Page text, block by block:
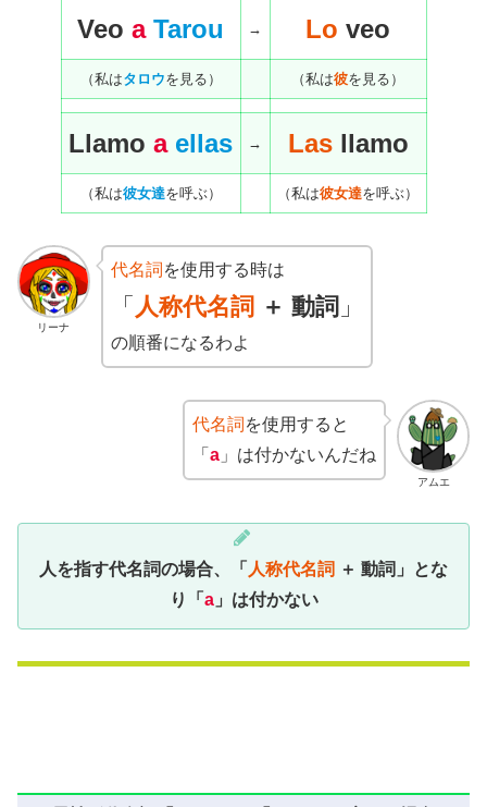
Veo a Tarou → Lo veo
（私はタロウを見る） （私は彼を見る）
Llamo a ellas → Lasllamo
（私は彼女達を呼ぶ） （私は彼女達を呼ぶ）
リーナ
代名詞 を使用する時は
「 人称代名詞 ＋ 動詞 」
の順番になるわよ
アムエ
代名詞 を使用すると
「a 」は付かないんだね
人を指す代名詞の場合、「 人称代名詞 ＋ 動詞」とな
り「 a」は付かない